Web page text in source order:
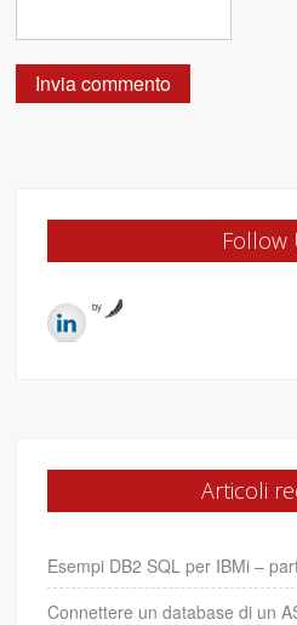
Follow
by
Articoli
Esempi DB2 SQL per IBMi –
Connettere un database di un